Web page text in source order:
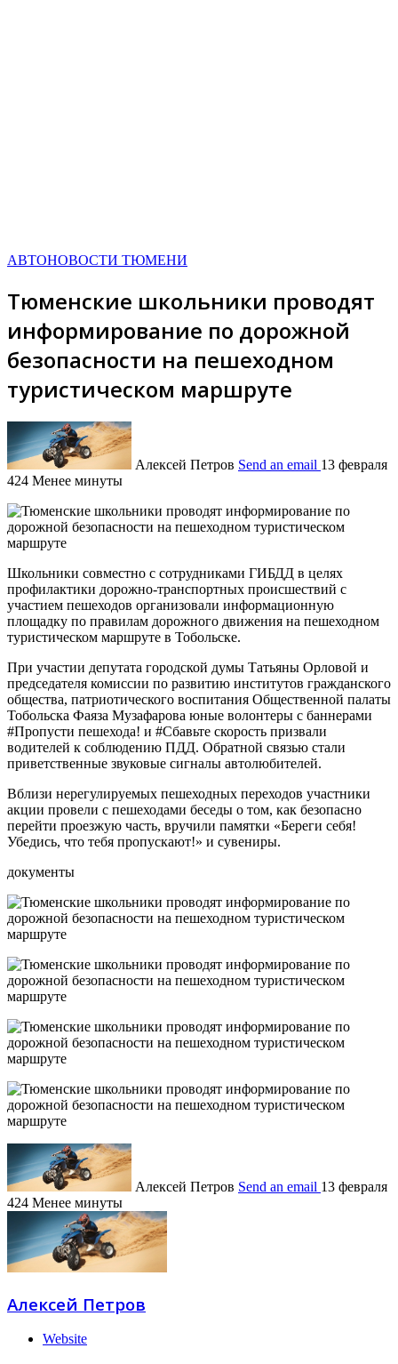
АВТОНОВОСТИ ТЮМЕНИ
Тюменские школьники проводят
информирование по дорожной
безопасности на пешеходном
туристическом маршруте
Алексей Петров Send an email 13 февраля
424 Менее минуты
Школьники совместно с сотрудниками ГИБДД в целях
профилактики дорожно-транспортных происшествий с
участием пешеходов организовали информационную
площадку по правилам дорожного движения на пешеходном
туристическом маршруте в Тобольске.
При участии депутата городской думы Татьяны Орловой и
председателя комиссии по развитию институтов гражданского
общества, патриотического воспитания Общественной палаты
Тобольска Фаяза Музафарова юные волонтеры с баннерами
#Пропусти пешехода! и #Сбавьте скорость призвали
водителей к соблюдению ПДД. Обратной связью стали
приветственные звуковые сигналы автолюбителей.
Вблизи нерегулируемых пешеходных переходов участники
акции провели с пешеходами беседы о том, как безопасно
перейти проезжую часть, вручили памятки «Береги себя!
Убедись, что тебя пропускают!» и сувениры.
документы
Алексей Петров Send an email 13 февраля
424 Менее минуты
Алексей Петров
Website